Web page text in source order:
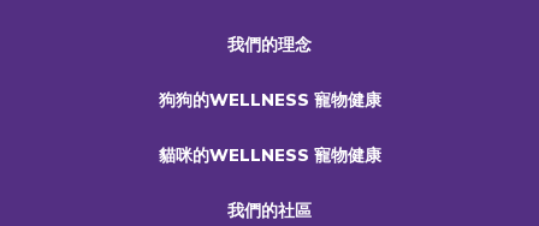
我們的理念
狗狗的WELLNESS 寵物健康
貓咪的WELLNESS 寵物健康
我們的社區